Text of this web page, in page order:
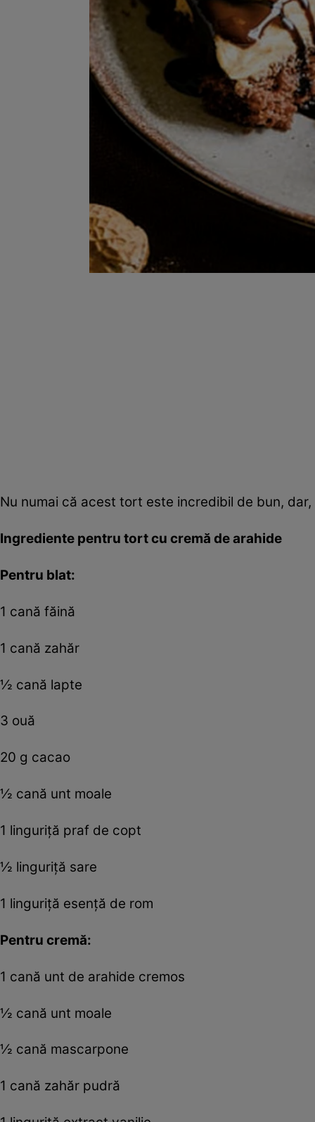
Nu numai că acest tort este incredibil de bun,
Ingrediente pentru tort cu cremă de arahide
Pentru blat:
1 cană făină
1 cană zahăr
½ cană lapte
3 ouă
20 g cacao
½ cană unt moale
1 linguriță praf de copt
½ linguriță sare
1 linguriță esență de rom
Pentru cremă:
1 cană unt de arahide cremos
½ cană unt moale
½ cană mascarpone
1 cană zahăr pudră